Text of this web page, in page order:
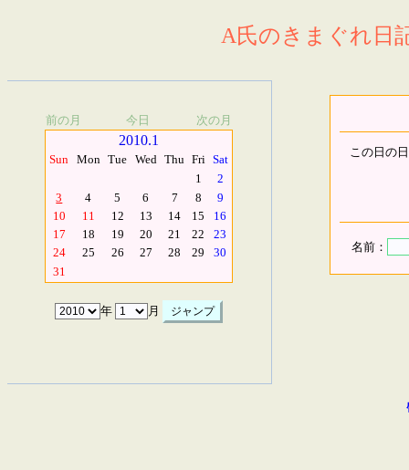
A氏のきまぐれ日
前の月 今日 次の月
2010.1
Sun Mon Tue Wed Thu Fri Sat
1
2
3
4 5 6 7 8
9
10
11 12 13 14 15
16
17
18 19 20 21 22
23
24
25 26 27 28 29
30
31
年 月
この日の
名前：